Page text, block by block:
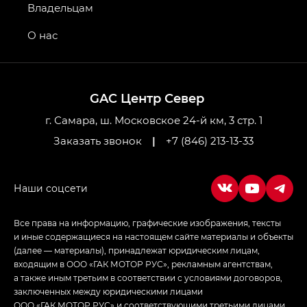
GS4 — Джи Эс 4 (GS4) в комплектациях Джи Би
привод — GB AWD, Джи Эль Полный привод —
Джи Икс ПРЕМИУМ — GX PREMIUM, ЛАУНЖ —
LOUNGE
Empow — Эмпау (Empow) в комплектации
GAC Центр Север
г. Самара, ш. Московское 24-й км, 3 стр. 1
Заказать звонок
| +7 (846) 213-13-33
Владельцам
О нас
Все права на информацию, графические изображения, тексты
и иные содержащиеся на настоящем сайте материалы и объекты
(далее — материалы), принадлежат юридическим лицам,
входящим в ООО «ГАК МОТОР РУС», рекламным агентствам,
а также иным третьим в соответствии с условиями договоров,
заключенных между юридическими лицами